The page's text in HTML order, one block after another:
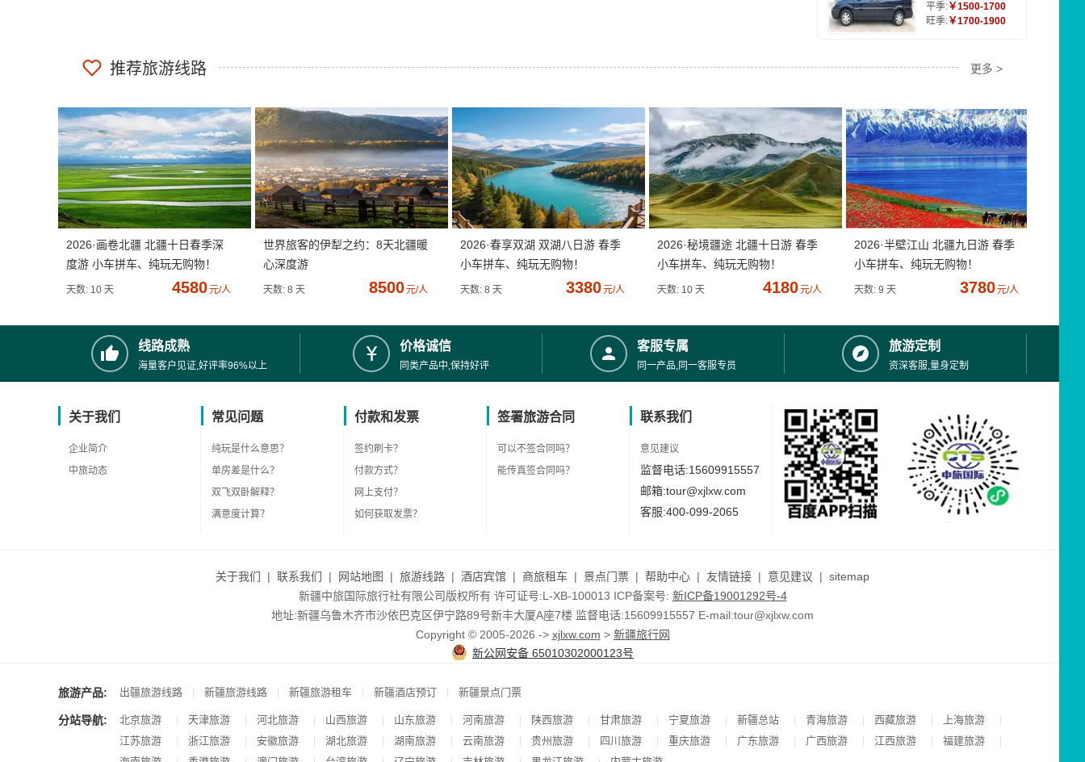
平季:￥1500-1700
旺季:￥1700-1900
推荐旅游线路 更多 >
2026·画卷北疆 北疆十日春季深
度游 小车拼车、纯玩无购物！
天数: 10 天 4580元/人
世界旅客的伊犁之约：8天北疆暖
心深度游
天数: 8 天 8500元/人
2026·春享双湖 双湖八日游 春季
小车拼车、纯玩无购物！
天数: 8 天 3380元/人
2026·秘境疆途 北疆十日游 春季
小车拼车、纯玩无购物！
天数: 10 天 4180元/人
2026·半壁江山 北疆九日游 春季
小车拼车、纯玩无购物！
天数: 9 天 3780元/人
线路成熟
海量客户见证,好评率96%以上
价格诚信
同类产品中,保持好评
客服专属
同一产品,同一客服专员
旅游定制
资深客服,量身定制
关于我们
企业简介
中旅动态
常见问题
纯玩是什么意思？
单房差是什么？
双飞双卧解释？
满意度计算？
付款和发票
签约刷卡？
付款方式？
网上支付？
如何获取发票？
签署旅游合同
可以不签合同吗？
能传真签合同吗？
联系我们
意见建议
监督电话:15609915557
邮箱:tour@xjlxw.com
客服:400-099-2065
关于我们 | 联系我们 | 网站地图 | 旅游线路 | 酒店宾馆 | 商旅租车 | 景点门票 | 帮助中心 | 友情链接 | 意见建议 | sitemap
新疆中旅国际旅行社有限公司版权所有 许可证号:L-XB-100013 ICP备案号: 新ICP备19001292号-4
地址:新疆乌鲁木齐市沙依巴克区伊宁路89号新丰大厦A座7楼 监督电话:15609915557 E-mail:tour@xjlxw.com
Copyright © 2005-2026 -> xjlxw.com > 新疆旅行网
新公网安备 65010302000123号
旅游产品: 出疆旅游线路 | 新疆旅游线路 | 新疆旅游租车 | 新疆酒店预订 | 新疆景点门票
分站导航: 北京旅游 | 天津旅游 | 河北旅游 | 山西旅游 | 山东旅游 | 河南旅游 | 陕西旅游 | 甘肃旅游 | 宁夏旅游 | 新疆总站 | 青海旅游 | 西藏旅游 | 上海旅游 |
江苏旅游 | 浙江旅游 | 安徽旅游 | 湖北旅游 | 湖南旅游 | 云南旅游 | 贵州旅游 | 四川旅游 | 重庆旅游 | 广东旅游 | 广西旅游 | 江西旅游 | 福建旅游 |